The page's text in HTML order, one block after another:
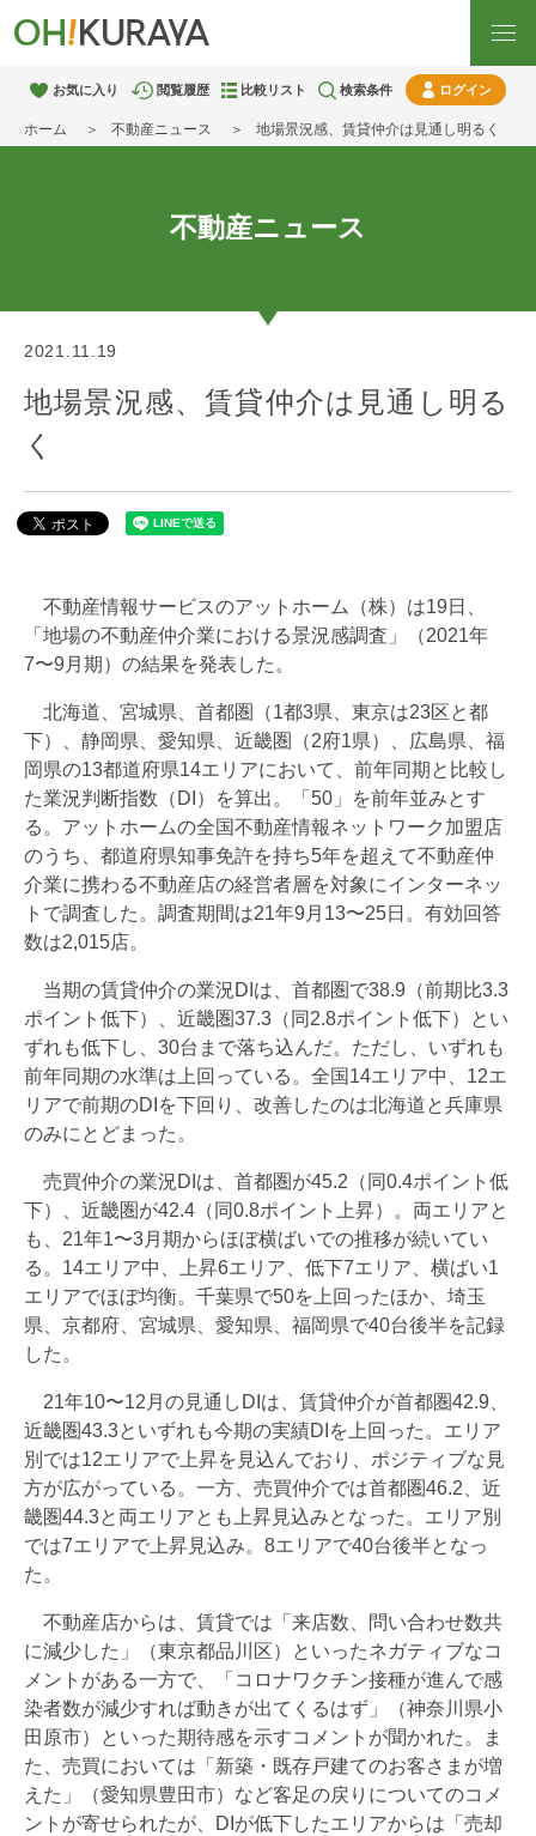
お気に入り 閲覧履歴 比較リスト 検索条件 ログイン
ホーム 不動産ニュース 地場景況感、賃貸仲介は見通し明るく
不動産ニュース
2021.11.19
地場景況感、賃貸仲介は見通し明る
く
不動産情報サービスのアットホーム（株）は19日、
「地場の不動産仲介業における景況感調査」（2021年
7〜9月期）の結果を発表した。
北海道、宮城県、首都圏（1都3県、東京は23区と都
下）、静岡県、愛知県、近畿圏（2府1県）、広島県、福
岡県の13都道府県14エリアにおいて、前年同期と比較し
た業況判断指数（DI）を算出。「50」を前年並みとす
る。アットホームの全国不動産情報ネットワーク加盟店
のうち、都道府県知事免許を持ち5年を超えて不動産仲
介業に携わる不動産店の経営者層を対象にインターネッ
トで調査した。調査期間は21年9月13〜25日。有効回答
数は2,015店。
当期の賃貸仲介の業況DIは、首都圏で38.9（前期比3.3
ポイント低下）、近畿圏37.3（同2.8ポイント低下）とい
ずれも低下し、30台まで落ち込んだ。ただし、いずれも
前年同期の水準は上回っている。全国14エリア中、12エ
リアで前期のDIを下回り、改善したのは北海道と兵庫県
のみにとどまった。
売買仲介の業況DIは、首都圏が45.2（同0.4ポイント低
下）、近畿圏が42.4（同0.8ポイント上昇）。両エリアと
も、21年1〜3月期からほぼ横ばいでの推移が続いてい
る。14エリア中、上昇6エリア、低下7エリア、横ばい1
エリアでほぼ均衡。千葉県で50を上回ったほか、埼玉
県、京都府、宮城県、愛知県、福岡県で40台後半を記録
した。
21年10〜12月の見通しDIは、賃貸仲介が首都圏42.9、
近畿圏43.3といずれも今期の実績DIを上回った。エリア
別では12エリアで上昇を見込んでおり、ポジティブな見
方が広がっている。一方、売買仲介では首都圏46.2、近
畿圏44.3と両エリアとも上昇見込みとなった。エリア別
では7エリアで上昇見込み。8エリアで40台後半となっ
た。
不動産店からは、賃貸では「来店数、問い合わせ数共
に減少した」（東京都品川区）といったネガティブなコ
メントがある一方で、「コロナワクチン接種が進んで感
染者数が減少すれば動きが出てくるはず」（神奈川県小
田原市）といった期待感を示すコメントが聞かれた。ま
た、売買においては「新築・既存戸建てのお客さまが増
えた」（愛知県豊田市）など客足の戻りについてのコメ
ントが寄せられたが、DIが低下したエリアからは「売却